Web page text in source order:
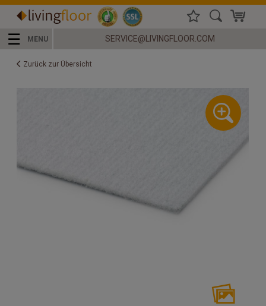
☰ MENU SERVICE@LIVINGFLOOR.COM
Zurück zur Übersicht